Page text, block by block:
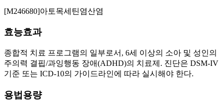
[M246680]아토목세틴염산염
효능효과
종합적 치료 프로그램의 일부로서, 6세 이상의 소아 및 성인의
주의력 결핍/과잉행동 장애(ADHD)의 치료제. 진단은 DSM-IV
기준 또는 ICD-10의 가이드라인에 따라 실시해야 한다.
용법용량